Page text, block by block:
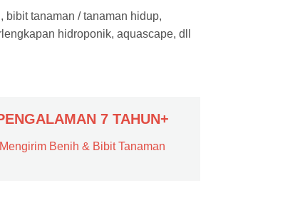
tanaman / tanaman hidup,
hidroponik, aquascape, dll
7 TAHUN+
Mengirim Benih & Bibit Tanaman